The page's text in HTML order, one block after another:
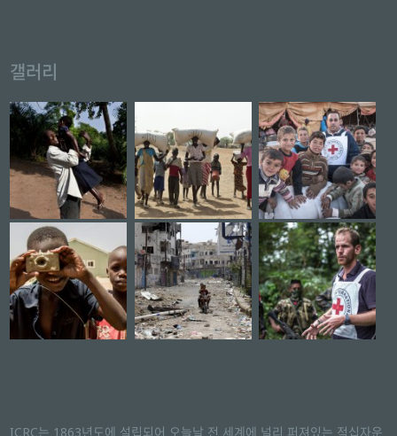
갤러리
ICRC는 1863년도에 설립되어 오늘날 전 세계에 널리 퍼져있는 적십자운